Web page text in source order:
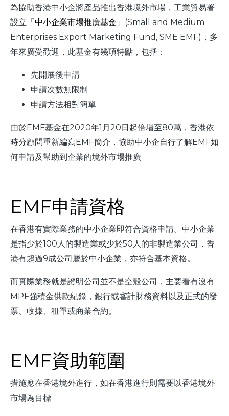
為協助香港中小企將產品推出香港境外市場，工業貿易署
設立「 中小企業市場推廣基金 」(Small and Medium
Enterprises Export Marketing Fund, SME EMF)，多
年來廣受歡迎，此基金有幾項特點，包括：
先開展後申請
申請次數無限制
申請方法相對簡單
由於EMF基金在2020年1月20日起倍增至80萬，香港依
時分顧問重新編寫EMF簡介，協助中小企自行了解EMF如
何申請及幫助到企業的境外市場推廣
EMF申請資格
在香港有實際業務的中小企業即符合資格申請。中小企業
是指少於100人的製造業或少於50人的非製造業公司，香
港有超過9成公司屬於中小企業，亦符合基本資格。
而實際業務就是證明公司並不是空殼公司，主要看有沒有
MPF強積金供款紀錄，銀行或審計財務資料以及正式的發
票、收據、租單或商業合約。
EMF資助範圍
措施應在香港境外進行，如在香港進行則需要以香港境外
市場為目標